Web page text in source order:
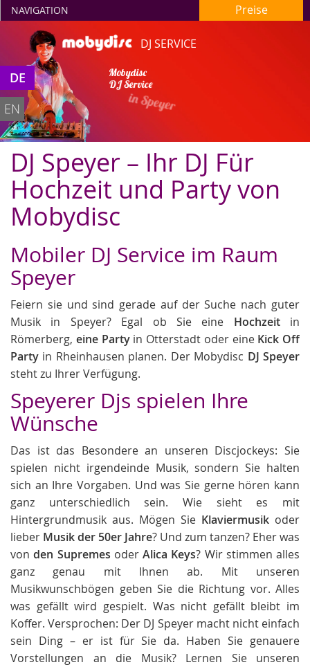
DJ SERVICE
Mobydisc
DJ Service
in Speyer
NAVIGATION Preise
DE
EN
DJ Speyer – Ihr DJ Für
Hochzeit und Party von
Mobydisc
Mobiler DJ Service im Raum
Speyer
Feiern sie und sind gerade auf der Suche nach guter
Musik in Speyer? Egal ob Sie eine Hochzeitin
Römerberg, eine Partyin Otterstadt oder eine Kick Off
Party in Rheinhausen planen. Der Mobydisc DJ Speyer
steht zu Ihrer Verfügung.
Speyerer Djs spielen Ihre
Wünsche
Das ist das Besondere an unseren Discjockeys: Sie
spielen nicht irgendeinde Musik, sondern Sie halten
sich an Ihre Vorgaben. Und was Sie gerne hören kann
ganz unterschiedlich sein. Wie sieht es mit
Hintergrundmusik aus. Mögen Sie Klaviermusik oder
lieber Musik der 50er Jahre? Und zum tanzen? Eher was
vonden Supremes oder Alica Keys? Wir stimmen alles
ganz genau mit Ihnen ab. Mit unseren
Musikwunschbögen geben Sie die Richtung vor. Alles
was gefällt wird gespielt. Was nicht gefällt bleibt im
Koffer. Versprochen: Der DJ Speyer macht nicht einfach
sein Ding – er ist für Sie da. Haben Sie genauere
Vorstellungen an die Musik? Lernen Sie unseren